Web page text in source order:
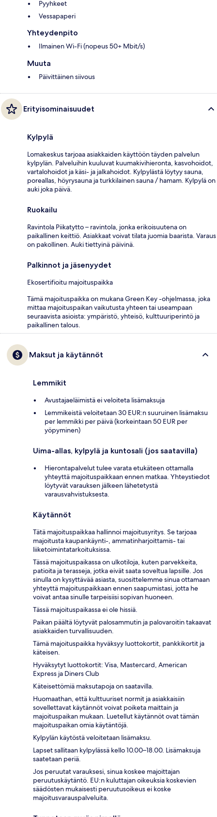
Pyyhkeet
Vessapaperi
Yhteydenpito
Ilmainen Wi-Fi (nopeus 50+ Mbit/s)
Muuta
Päivittäinen siivous
Erityisominaisuudet
Kylpylä
Lomakeskus tarjoaa asiakkaiden käyttöön täyden palvelun
kylpylän. Palveluihin kuuluvat kuumakivihieronta, kasvohoidot,
vartalohoidot ja käsi- ja jalkahoidot. Kylpylästä löytyy sauna,
poreallas, höyrysauna ja turkkilainen sauna / hamam. Kylpylä on
auki joka päivä.
Ruokailu
Ravintola Piikatytto – ravintola, jonka erikoisuutena on
paikallinen keittiö. Asiakkaat voivat tilata juomia baarista. Varaus
on pakollinen. Auki tiettyinä päivinä.
Palkinnot ja jäsenyydet
Ekosertifioitu majoituspaikka
Tämä majoituspaikka on mukana Green Key -ohjelmassa, joka
mittaa majoituspaikan vaikutusta yhteen tai useampaan
seuraavista asioista: ympäristö, yhteisö, kulttuuriperintö ja
paikallinen talous.
Maksut ja käytännöt
Lemmikit
Avustajaeläimistä ei veloiteta lisämaksuja
Lemmikeistä veloitetaan 30 EUR:n suuruinen lisämaksu
per lemmikki per päivä (korkeintaan 50 EUR per
yöpyminen)
Uima-allas, kylpylä ja kuntosali (jos saatavilla)
Hierontapalvelut tulee varata etukäteen ottamalla
yhteyttä majoituspaikkaan ennen matkaa. Yhteystiedot
löytyvät varauksen jälkeen lähetetystä
varausvahvistuksesta.
Käytännöt
Tätä majoituspaikkaa hallinnoi majoitusyritys. Se tarjoaa
majoitusta kaupankäynti-, ammatinharjoittamis- tai
liiketoimintatarkoituksissa.
Tässä majoituspaikassa on ulkotiloja, kuten parvekkeita,
patioita ja terasseja, jotka eivät saata soveltua lapsille. Jos
sinulla on kysyttävää asiasta, suosittelemme sinua ottamaan
yhteyttä majoituspaikkaan ennen saapumistasi, jotta he
voivat antaa sinulle tarpeisiisi sopivan huoneen.
Tässä majoituspaikassa ei ole hissiä.
Paikan päältä löytyvät palosammutin ja palovaroitin takaavat
asiakkaiden turvallisuuden.
Tämä majoituspaikka hyväksyy luottokortit, pankkikortit ja
käteisen.
Hyväksytyt luottokortit: Visa, Mastercard, American
Express ja Diners Club
Käteisettömiä maksutapoja on saatavilla.
Huomaathan, että kulttuuriset normit ja asiakkaisiin
sovellettavat käytännöt voivat poiketa maittain ja
majoituspaikan mukaan. Luetellut käytännöt ovat tämän
majoituspaikan omia käytäntöjä.
Kylpylän käytöstä veloitetaan lisämaksu.
Lapset sallitaan kylpylässä kello 10.00–18.00. Lisämaksuja
saatetaan periä.
Jos peruutat varauksesi, sinua koskee majoittajan
peruutuskäytäntö. EU:n kuluttajan oikeuksia koskevien
säädösten mukaisesti peruutusoikeus ei koske
majoitusvarauspalveluita.